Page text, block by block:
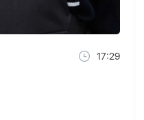
17:29